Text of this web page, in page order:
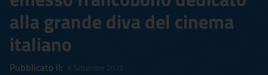
alla grande diva del cinema
italiano
Pubblicato il: 6 Settembre 2023